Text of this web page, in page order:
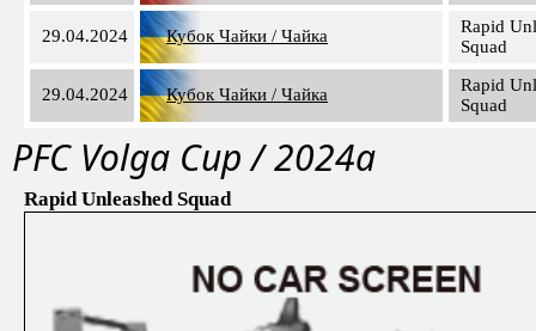
29.04.2024 Кубок Чайки / Чайка
Rapid
Squad
29.04.2024 Кубок Чайки / Чайка
Rapid
Squad
PFС Volga Cup / 2024a
Rapid Unleashed Squad